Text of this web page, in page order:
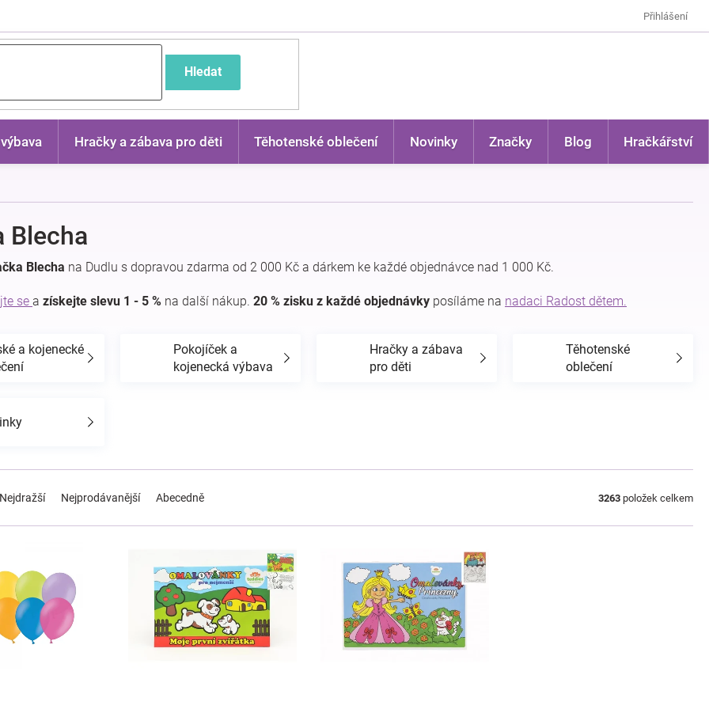
Přihlášení
Hledat
Hračky a zábava pro děti Těhotenské oblečení Novinky Značky Blog Hračkářství
Blecha
Blecha na Dudlu s dopravou zdarma od 2 000 Kč a dárkem ke každé objednávce nad 1 000 Kč.
se a získejte slevu 1 - 5 % na další nákup. 20 % zisku z každé objednávky posíláme na nadaci Radost dětem.
a kojenecké
Pokojíček a
kojenecká výbava
Hračky a zábava
pro děti
Těhotenské
oblečení
Nejdražší Nejprodávanější Abecedně 3263 položek celkem